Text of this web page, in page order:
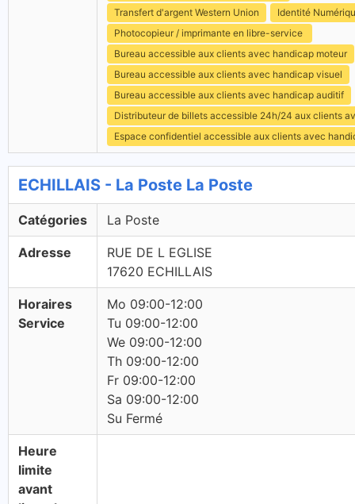
Transfert d'argent Western Union
Identité
Photocopieur / imprimante en libre-service
Bureau accessible aux clients avec handicap moteur
Bureau accessible aux clients avec handicap visuel
Bureau accessible aux clients avec handicap auditif
Distributeur de billets accessible 24h/24 aux clients
Espace confidentiel accessible aux clients avec
ECHILLAIS - La Poste La Poste
Catégories La Poste
Adresse
RUE DE L EGLISE
17620 ECHILLAIS
Horaires
Service
Mo 09:00-12:00
Tu 09:00-12:00
We 09:00-12:00
Th 09:00-12:00
Fr 09:00-12:00
Sa 09:00-12:00
Su Fermé
Heure
limite
avant